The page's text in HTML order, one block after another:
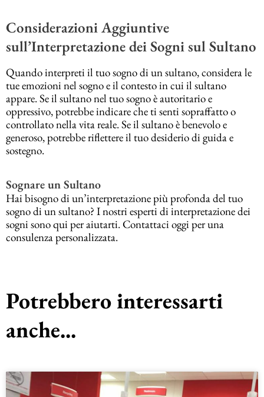
Considerazioni Aggiuntive
sull’Interpretazione dei Sogni sul Sultano
Quando interpreti il tuo sogno di un sultano, considera le
tue emozioni nel sogno e il contesto in cui il sultano
appare. Se il sultano nel tuo sogno è autoritario e
oppressivo, potrebbe indicare che ti senti sopraffatto o
controllato nella vita reale. Se il sultano è benevolo e
generoso, potrebbe riflettere il tuo desiderio di guida e
sostegno.
Sognare un Sultano
Hai bisogno di un’interpretazione più profonda del tuo
sogno di un sultano? I nostri esperti di interpretazione dei
sogni sono qui per aiutarti. Contattaci oggi per una
consulenza personalizzata.
Potrebbero interessarti
anche...